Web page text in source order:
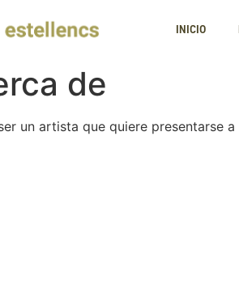
INICIO
de
un artista que quiere presentarse